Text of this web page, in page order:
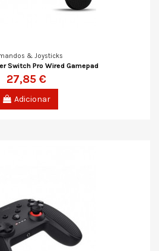
& Joysticks
Switch Pro Wired Gamepad
27,85 €
Adicionar